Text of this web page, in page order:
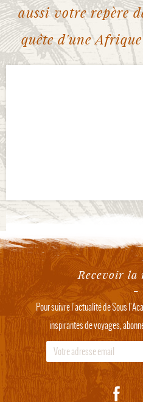
aussi votre repère
quête d'une
Recevoir la
Pour suivre l'actualité de Sous
inspirantes de voyages,